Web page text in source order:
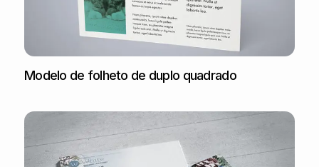
Modelo de folheto de duplo quadrado